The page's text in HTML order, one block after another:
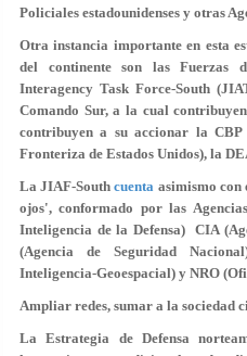
Policiales estadounidenses y otras
Otra instancia importante en esta
del continente son las Fuerzas
Interagency Task Force-South
Comando Sur, a la cual
contribuyen a su accionar la
Fronteriza de Estados Unidos), la
La JIAF-Southcuenta asimismo
ojos', conformado por las
Inteligencia de la Defensa) CIA
(Agencia de Seguridad
Inteligencia-Geoespacial) y NRO
Ampliar redes, sumar a la sociedad
La Estrategia de Defensa